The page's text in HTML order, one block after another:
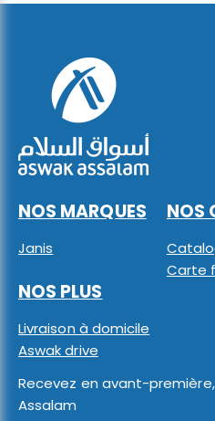
NOS MARQUES
Janis
NOS
Carte
NOS PLUS
Livraison à domicile
Aswak drive
Recevez en avant-
Assalam